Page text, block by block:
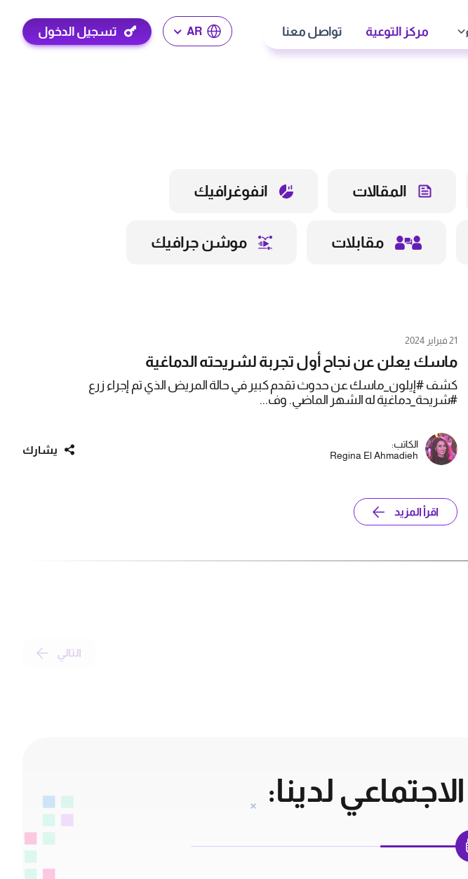
مركز التوعية تواصل معنا AR تسجيل الدخول
المقالات انفوغرافيك
مقابلات موشن جرافيك
21 فبراير 2024
ماسك يعلن عن نجاح أول تجربة لشريحته الدماغية
كشف #إيلون_ماسك عن حدوث تقدم كبير في حالة المريض الذي تم إجراء زرع
#شريحة_دماغية له الشهر الماضي. وف...
الكاتب:
Regina El Ahmadieh
يشارك
اقرأ المزيد
التالي
لدينا: